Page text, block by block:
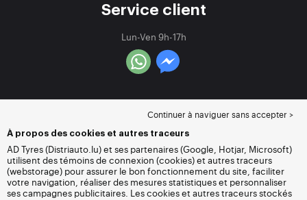
Service client
Lun-Ven 9h-17h
Continuer à naviguer sans accepter >
À propos des cookies et autres traceurs
AD Tyres (Distriauto.lu) et ses partenaires (Google, Hotjar, Microsoft)
utilisent des témoins de connexion (cookies) et autres traceurs
(webstorage) pour assurer le bon fonctionnement du site, faciliter
votre navigation, réaliser des mesures statistiques et personnaliser
ses campagnes publicitaires. Les cookies et autres traceurs stockés